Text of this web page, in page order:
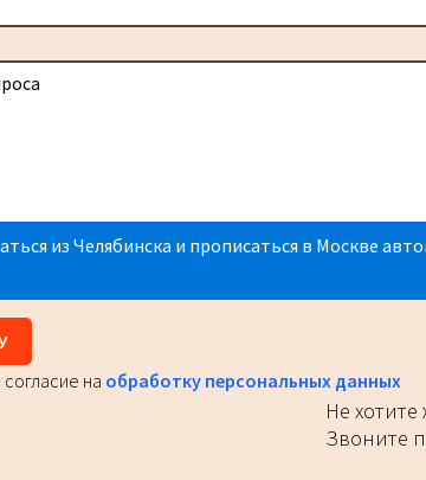
из Челябинска и прописаться в Москве
на обработку персональных данных
Не хотите
Звоните